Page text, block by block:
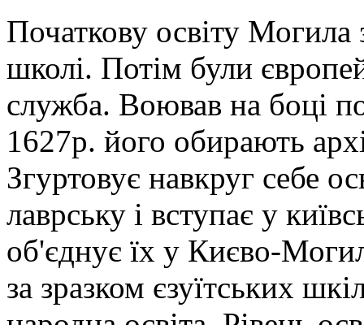
Початкову освіту Могила
школі. Потім були
служба. Воював на боці
1627р. його обирають
Згуртовує навкруг себе
лаврську і вступає у
об'єднує їх у Києво-
за зразком єзуїтських